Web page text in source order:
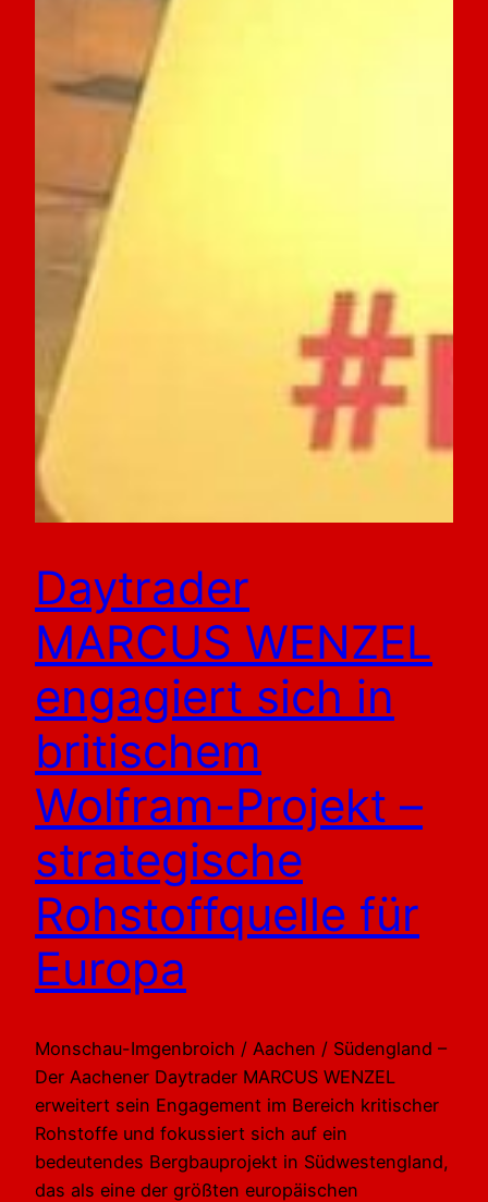
Daytrader
MARCUS WENZEL
engagiert sich in
britischem
Wolfram-Projekt –
strategische
Rohstoffquelle für
Europa
Monschau-Imgenbroich / Aachen / Südengland –
Der Aachener Daytrader MARCUS WENZEL
erweitert sein Engagement im Bereich kritischer
Rohstoffe und fokussiert sich auf ein
bedeutendes Bergbauprojekt in Südwestengland,
das als eine der größten europäischen